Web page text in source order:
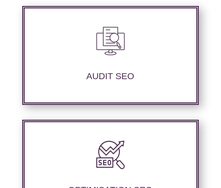
AUDIT SEO
Nous réalisons un audit de votre site web à
travers les mots clés pertinents, les principaux
Notre agence SEO propose des services
d’optimisation technique de site web,